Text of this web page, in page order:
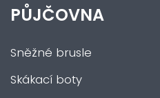
PŮJČOVNA
Sněžné brusle
Skákací boty